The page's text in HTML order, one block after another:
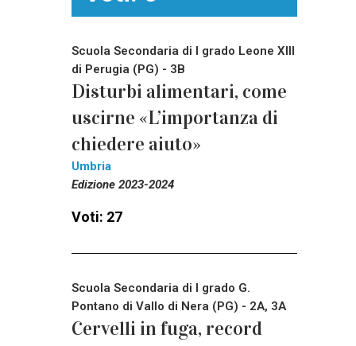
Scuola Secondaria di I grado Leone XIII
di Perugia (PG) - 3B
Disturbi alimentari, come
uscirne «L’importanza di
chiedere aiuto»
Umbria
Edizione 2023-2024
Voti: 27
Scuola Secondaria di I grado G.
Pontano di Vallo di Nera (PG) - 2A, 3A
Cervelli in fuga, record